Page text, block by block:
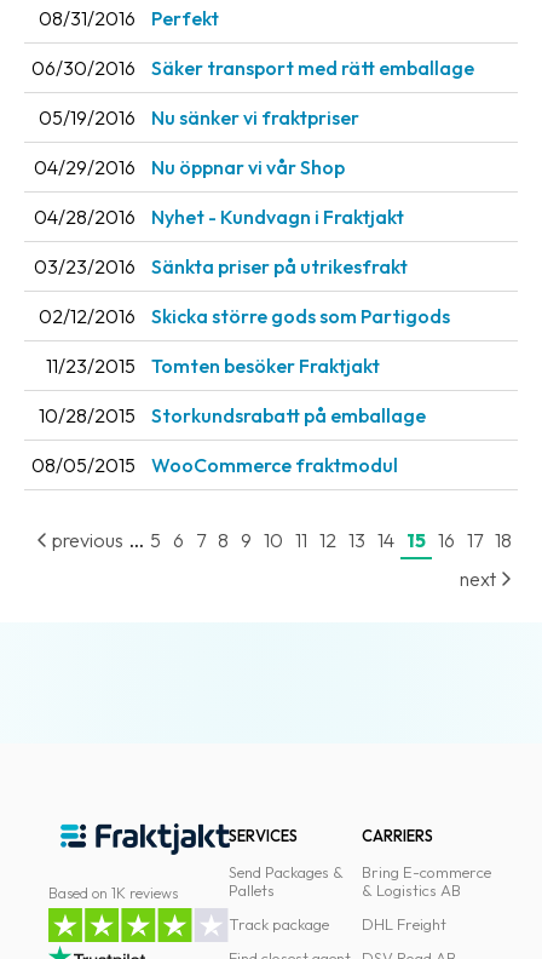
us
Terms
Terms
and
Privacy
Prohibited
and
dangerous
content
08/31/2016 Perfekt
06/30/2016 Säker transport med rätt emballage
05/19/2016 Nu sänker vi fraktpriser
04/29/2016 Nu öppnar vi vår Shop
04/28/2016 Nyhet - Kundvagn i Fraktjakt
03/23/2016 Sänkta priser på utrikesfrakt
02/12/2016 Skicka större gods som Partigods
11/23/2015 Tomten besöker Fraktjakt
10/28/2015 Storkundsrabatt på emballage
08/05/2015 WooCommerce fraktmodul
previous ... 5 6 7 8 9 10 11 12 13 14 15 16 17 18
next
Based on 1K reviews
SERVICES
Send Packages &
Pallets
Track package
CARRIERS
Bring E-commerce
& Logistics AB
DHL Freight